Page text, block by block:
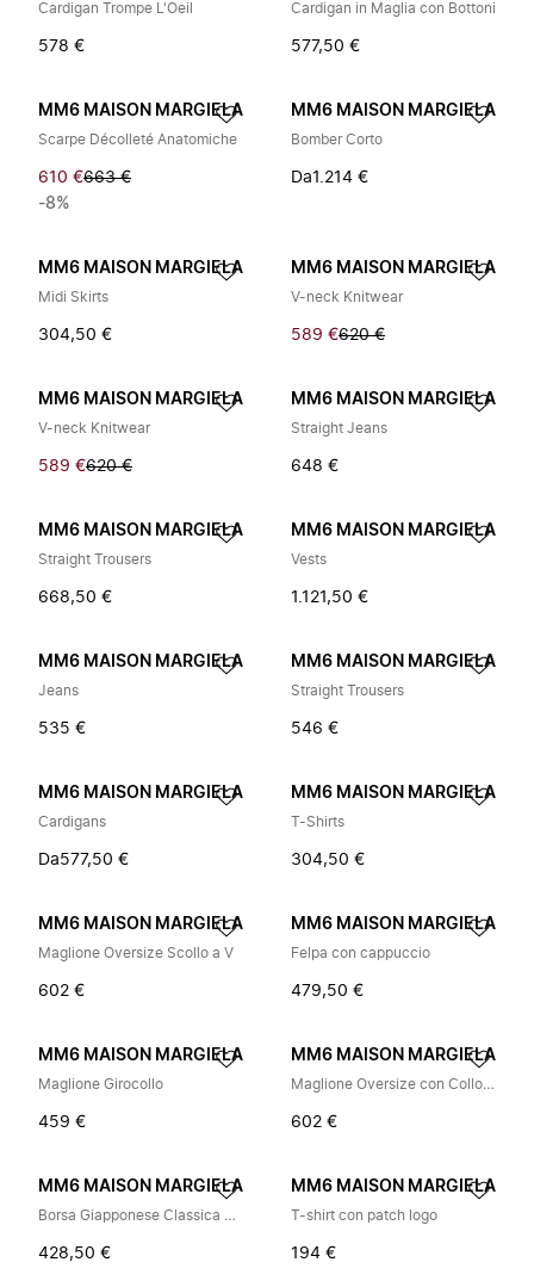
Cardigan Trompe L'Oeil
578 €
Cardigan in Maglia con Bottoni
577,50 €
MM6 MAISON MARGIELA
Scarpe Décolleté Anatomiche
610 €663 €
-8%
MM6 MAISON MARGIELA
Bomber Corto
Da1.214 €
MM6 MAISON MARGIELA
Midi Skirts
304,50 €
MM6 MAISON MARGIELA
V-neck Knitwear
589 €620 €
MM6 MAISON MARGIELA
V-neck Knitwear
589 €620 €
MM6 MAISON MARGIELA
Straight Jeans
648 €
MM6 MAISON MARGIELA
Straight Trousers
668,50 €
MM6 MAISON MARGIELA
Vests
1.121,50 €
MM6 MAISON MARGIELA
Jeans
535 €
MM6 MAISON MARGIELA
Straight Trousers
546 €
MM6 MAISON MARGIELA
Cardigans
Da577,50 €
MM6 MAISON MARGIELA
T-Shirts
304,50 €
MM6 MAISON MARGIELA
Maglione Oversize Scollo a V
602 €
MM6 MAISON MARGIELA
Felpa con cappuccio
479,50 €
MM6 MAISON MARGIELA
Maglione Girocollo
459 €
MM6 MAISON MARGIELA
Maglione Oversize con Collo Ampio
602 €
MM6 MAISON MARGIELA
Borsa Giapponese Classica Media
428,50 €
MM6 MAISON MARGIELA
T-shirt con patch logo
194 €